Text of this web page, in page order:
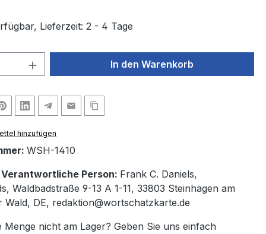
Lieferzeit: 2 - 4 Tage
Anzahl: Gib den gewünschten Wert
In den Warenkorb
hinzufügen
WSH-1410
Person: Frank C. Daniels,
Waldbadstraße 9-13 A 1-11, 33803 Steinhagen am
Wald, DE, redaktion@wortschatzkarte.de
Menge nicht am Lager? Geben Sie uns einfach